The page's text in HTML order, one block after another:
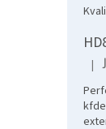
|